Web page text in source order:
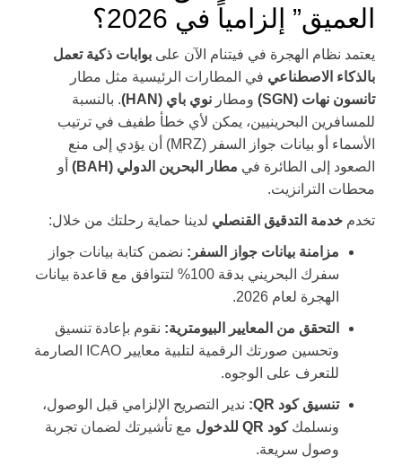
العميق” إلزامياً في 2026؟
يعتمد نظام الهجرة في فيتنام الآن على بوابات ذكية تعمل
بالذكاء الاصطناعي في المطارات الرئيسية مثل مطار
تانسون نهات (SGN)
ومطار نوي باي (HAN)
. بالنسبة
للمسافرين البحرينيين، يمكن لأي خطأ طفيف في ترتيب
الأسماء أو بيانات جواز السفر (MRZ) أن يؤدي إلى منع
الصعود إلى الطائرة في مطار البحرين الدولي (BAH)
أو
محطات الترانزيت.
تخدم خدمة التدقيق القنصلي لدينا حماية رحلتك من خلال:
مزامنة بيانات جواز السفر: نضمن كتابة بيانات جواز
سفرك البحريني بدقة 100% لتتوافق مع قاعدة بيانات
الهجرة لعام 2026.
التحقق من المعايير البيومترية: نقوم بإعادة تنسيق
وتحسين صورتك الرقمية لتلبية معايير ICAO الصارمة
للتعرف على الوجوه.
تنسيق كود QR:
ندير التصريح الإلزامي قبل الوصول،
ونسلمككود QR للدخول
مع تأشيرتك لضمان تجربة
وصول سريعة.